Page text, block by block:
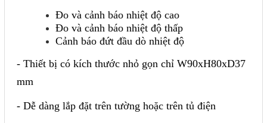
Đo và cảnh báo nhiệt độ cao
Đo và cảnh báo nhiệt độ thấp
Cảnh báo đứt đầu dò nhiệt độ
- Thiết bị có kích thước nhỏ gọn chỉ W90xH80xD37
mm
- Dễ dàng lắp đặt trên tường hoặc trên tủ điện
Thông tin hữu ích
Liên hệ